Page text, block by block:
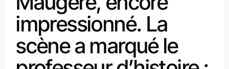
impressionné. La
scène a marqué le